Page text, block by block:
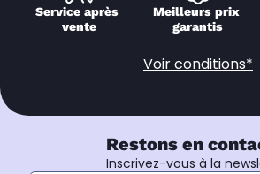
Service après
vente
Meilleurs prix
garantis
Voir conditions*
Restons en
Inscrivez-vous à la